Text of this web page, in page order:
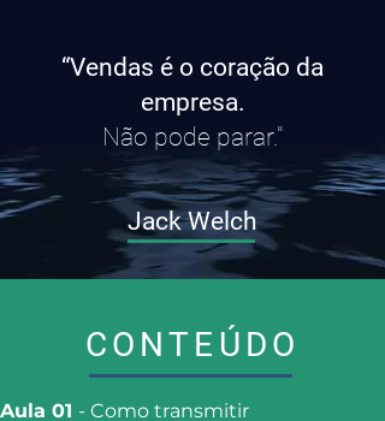
“Vendas é o coração da
empresa.
Não pode parar."
Jack Welch
CONTEÚDO
Aula 01 - Como transmitir